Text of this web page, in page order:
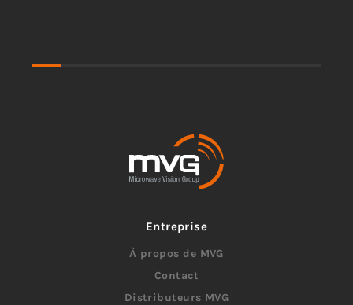
Entreprise
À propos de MVG
Contact
Distributeurs MVG